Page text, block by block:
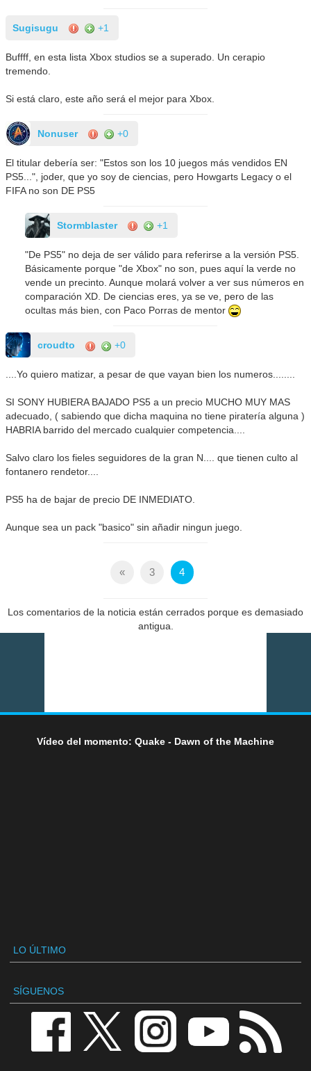
Sugisugu +1
Buffff, en esta lista Xbox studios se a superado. Un cerapio
tremendo.
Si está claro, este año será el mejor para Xbox.
Nonuser +0
El titular debería ser: "Estos son los 10 juegos más vendidos EN
PS5...", joder, que yo soy de ciencias, pero Howgarts Legacy o el
FIFA no son DE PS5
Stormblaster +1
"De PS5" no deja de ser válido para referirse a la versión PS5.
Básicamente porque "de Xbox" no son, pues aquí la verde no
vende un precinto. Aunque molará volver a ver sus números en
comparación XD. De ciencias eres, ya se ve, pero de las
ocultas más bien, con Paco Porras de mentor
croudto +0
....Yo quiero matizar, a pesar de que vayan bien los numeros........
SI SONY HUBIERA BAJADO PS5 a un precio MUCHO MUY MAS
adecuado, ( sabiendo que dicha maquina no tiene piratería alguna )
HABRIA barrido del mercado cualquier competencia....
Salvo claro los fieles seguidores de la gran N.... que tienen culto al
fontanero rendetor....
PS5 ha de bajar de precio DE INMEDIATO.
Aunque sea un pack "basico" sin añadir ningun juego.
« 3 4
Los comentarios de la noticia están cerrados porque es demasiado
antigua.
Vídeo del momento: Quake - Dawn of the Machine
LO ÚLTIMO
SÍGUENOS